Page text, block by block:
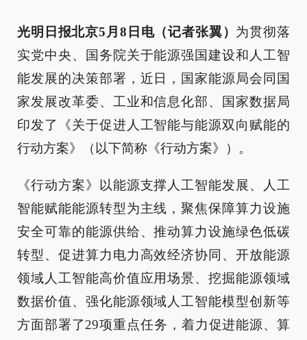
光明日报北京5月8日电（记者张翼） 为贯彻落
实党中央、国务院关于能源强国建设和人工智
能发展的决策部署，近日，国家能源局会同国
家发展改革委、工业和信息化部、国家数据局
印发了《关于促进人工智能与能源双向赋能的
行动方案》（以下简称《行动方案》）。
《行动方案》以能源支撑人工智能发展、人工
智能赋能能源转型为主线，聚焦保障算力设施
安全可靠的能源供给、推动算力设施绿色低碳
转型、促进算力电力高效经济协同、开放能源
领域人工智能高价值应用场景、挖掘能源领域
数据价值、强化能源领域人工智能模型创新等
方面部署了29项重点任务，着力促进能源、算